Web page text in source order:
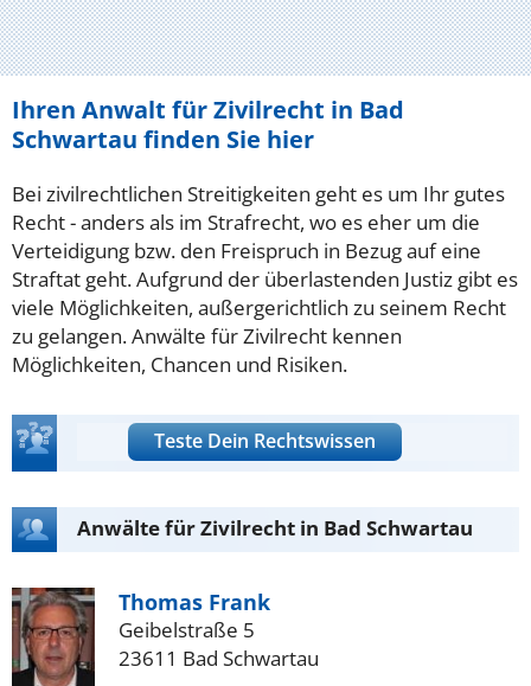
Ihren Anwalt für Zivilrecht in Bad
Schwartau finden Sie hier
Bei zivilrechtlichen Streitigkeiten geht es um Ihr gutes
Recht - anders als im Strafrecht, wo es eher um die
Verteidigung bzw. den Freispruch in Bezug auf eine
Straftat geht. Aufgrund der überlastenden Justiz gibt es
viele Möglichkeiten, außergerichtlich zu seinem Recht
zu gelangen. Anwälte für Zivilrecht kennen
Möglichkeiten, Chancen und Risiken.
Teste Dein Rechtswissen
Anwälte für Zivilrecht in Bad Schwartau
Thomas Frank
Geibelstraße 5
23611 Bad Schwartau